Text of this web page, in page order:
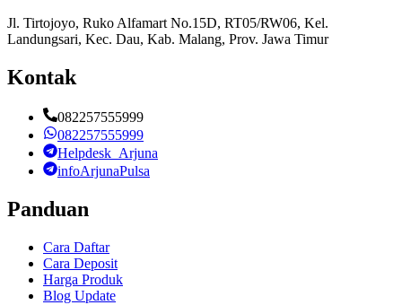
Jl. Tirtojoyo, Ruko Alfamart No.15D, RT05/RW06, Kel.
Landungsari, Kec. Dau, Kab. Malang, Prov. Jawa Timur
Kontak
082257555999
082257555999
Helpdesk_Arjuna
infoArjunaPulsa
Panduan
Cara Daftar
Cara Deposit
Harga Produk
Blog Update